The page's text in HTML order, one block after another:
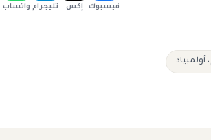
فيسبوك إكس تليجرام واتساب